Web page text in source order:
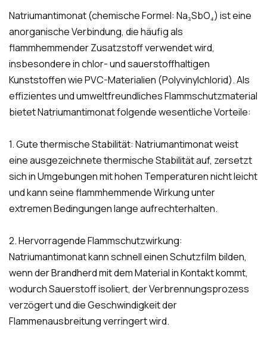
Natriumantimonat (chemische Formel: Na₃SbO₄) ist eine
anorganische Verbindung, die häufig als
flammhemmender Zusatzstoff verwendet wird,
insbesondere in chlor- und sauerstoffhaltigen
Kunststoffen wie PVC-Materialien (Polyvinylchlorid). Als
effizientes und umweltfreundliches Flammschutzmaterial
bietet Natriumantimonat folgende wesentliche Vorteile:
1. Gute thermische Stabilität: Natriumantimonat weist
eine ausgezeichnete thermische Stabilität auf, zersetzt
sich in Umgebungen mit hohen Temperaturen nicht leicht
und kann seine flammhemmende Wirkung unter
extremen Bedingungen lange aufrechterhalten.
2. Hervorragende Flammschutzwirkung:
Natriumantimonat kann schnell einen Schutzfilm bilden,
wenn der Brandherd mit dem Material in Kontakt kommt,
wodurch Sauerstoff isoliert, der Verbrennungsprozess
verzögert und die Geschwindigkeit der
Flammenausbreitung verringert wird.